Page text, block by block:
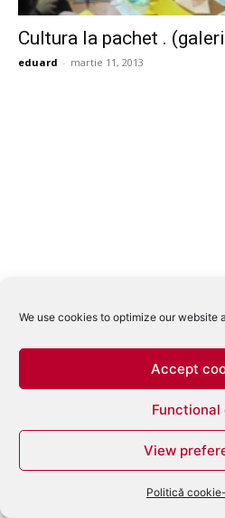
We use cookies to optimize our website
Accept
Functional
View
Politică
Cultura la pachet .
eduard - martie 11, 2013